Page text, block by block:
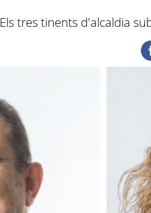
Els tres tinents d'alcaldia